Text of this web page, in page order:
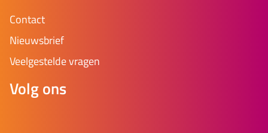
Contact
Nieuwsbrief
Veelgestelde vragen
Volg ons